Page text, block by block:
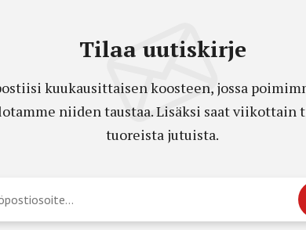
Tilaa uutiskirje
kuukausittaisen koosteen, jossa
niiden taustaa. Lisäksi saat viikottain
tuoreista jutuista.